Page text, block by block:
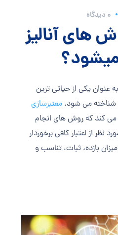
0 دیدگاه
های آنالیز
عنوان یکی از حیاتی ترین
شناخته می شود. معتبرسازی
می کند که روش های انجام
از اعتبار کافی برخوردار
بازده، ثبات، تناسب و